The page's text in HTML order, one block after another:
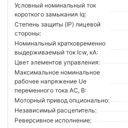
Условный номинальный ток
короткого замыкания Iq:
Степень защиты (IP) лицевой
стороны:
Номинальный кратковременно
выдерживаемый ток Icw, кА:
Цвет элементов управления:
Максимальное номинальное
рабочее напряжение Ue
переменного тока AC, В:
Моторный привод опционально:
Независимый расцепитель:
Реверсивное исполнение: